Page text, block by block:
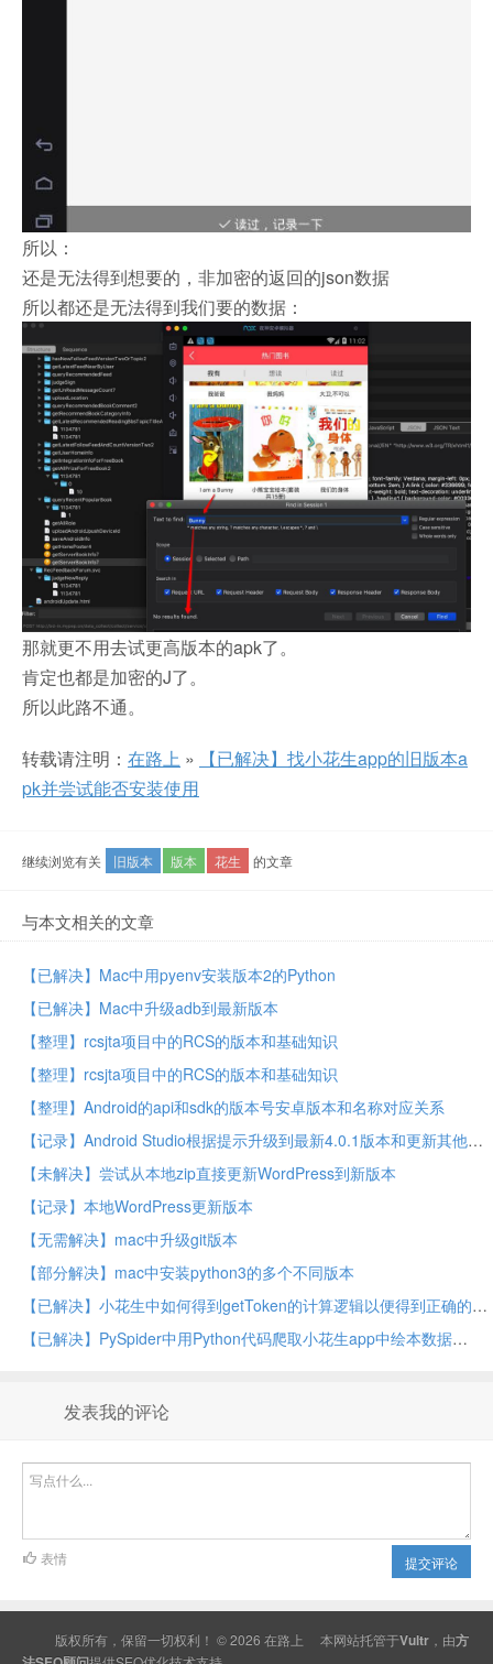
所以：
还是无法得到想要的，非加密的返回的json数据
所以都还是无法得到我们要的数据：
那就更不用去试更高版本的apk了。
肯定也都是加密的J了。
所以此路不通。
转载请注明： 在路上 »
【已解决】找小花生app的旧版本a
pk并尝试能否安装使用
继续浏览有关 旧版本 版本 花生 的文章
与本文相关的文章
【已解决】Mac中用pyenv安装版本2的Python
【已解决】Mac中升级adb到最新版本
【整理】rcsjta项目中的RCS的版本和基础知识
【整理】rcsjta项目中的RCS的版本和基础知识
【整理】Android的api和sdk的版本号安卓版本和名称对应关系
【记录】Android Studio根据提示升级到最新4.0.1版本和更新其他内容
【未解决】尝试从本地zip直接更新WordPress到新版本
【记录】本地WordPress更新版本
【无需解决】mac中升级git版本
【部分解决】mac中安装python3的多个不同版本
【已解决】小花生中如何得到getToken的计算逻辑以便得到正确的md5值可以正常请求接口
【已解决】PySpider中用Python代码爬取小花生app中绘本数据
发表我的评论
提交评论
表情
版权所有，保留一切权利！ © 2026 在路上 本网站托管于Vultr ，由方